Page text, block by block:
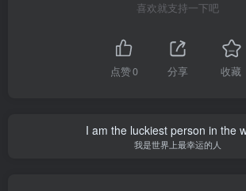
喜欢就支持一下吧
点赞0 分享 收藏
I am the luckiest person in the
我是世界上最幸运的人